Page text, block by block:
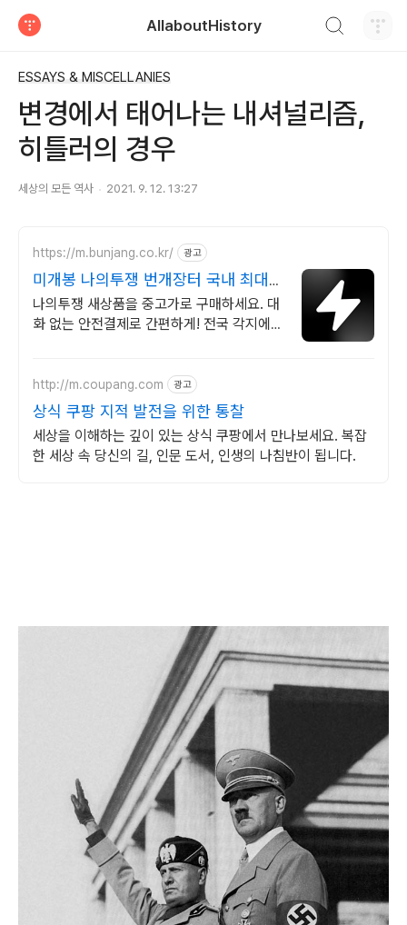
AllaboutHistory
ESSAYS & MISCELLANIES
변경에서 태어나는 내셔널리즘,
히틀러의 경우
세상의 모든 역사 2021. 9. 12. 13:27
https://m.bunjang.co.kr/ 광고
미개봉 나의투쟁 번개장터 국내 최대
브랜드 중고거래
나의투쟁 새상품을 중고가로 구매하세요. 대
화 없는 안전결제로 간편하게! 전국 각지에서
http://m.coupang.com 광고
상식 쿠팡 지적 발전을 위한 통찰
세상을 이해하는 깊이 있는 상식 쿠팡에서 만나보세요. 복잡
한 세상 속 당신의 길, 인문 도서, 인생의 나침반이 됩니다.